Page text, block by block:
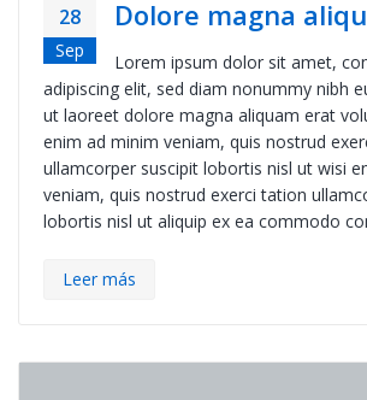
28
Sep
Dolore magna
Lorem ipsum dolor sit amet,
adipiscing elit, sed diam nonummy nibh
ut laoreet dolore magna aliquam erat
enim ad minim veniam, quis nostrud
ullamcorper suscipit lobortis nisl ut wisi
veniam, quis nostrud exerci tation
lobortis nisl ut aliquip ex ea commodo
Leer más